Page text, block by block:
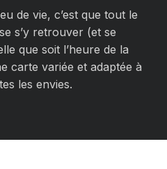
de vie, c’est que tout le
s’y retrouver (et se
que soit l’heure de la
carte variée et adaptée à
les envies.